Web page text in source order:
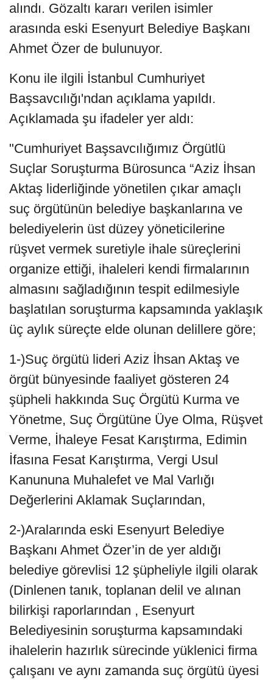
alındı. Gözaltı kararı verilen isimler
arasında eski Esenyurt Belediye Başkanı
Ahmet Özer de bulunuyor.
Konu ile ilgili İstanbul Cumhuriyet
Başsavcılığı'ndan açıklama yapıldı.
Açıklamada şu ifadeler yer aldı:
"Cumhuriyet Başsavcılığımız Örgütlü
Suçlar Soruşturma Bürosunca “Aziz İhsan
Aktaş liderliğinde yönetilen çıkar amaçlı
suç örgütünün belediye başkanlarına ve
belediyelerin üst düzey yöneticilerine
rüşvet vermek suretiyle ihale süreçlerini
organize ettiği, ihaleleri kendi firmalarının
almasını sağladığının tespit edilmesiyle
başlatılan soruşturma kapsamında yaklaşık
üç aylık süreçte elde olunan delillere göre;
1-)Suç örgütü lideri Aziz İhsan Aktaş ve
örgüt bünyesinde faaliyet gösteren 24
şüpheli hakkında Suç Örgütü Kurma ve
Yönetme, Suç Örgütüne Üye Olma, Rüşvet
Verme, İhaleye Fesat Karıştırma, Edimin
İfasına Fesat Karıştırma, Vergi Usul
Kanununa Muhalefet ve Mal Varlığı
Değerlerini Aklamak Suçlarından,
2-)Aralarında eski Esenyurt Belediye
Başkanı Ahmet Özer’in de yer aldığı
belediye görevlisi 12 şüpheliyle ilgili olarak
(Dinlenen tanık, toplanan delil ve alınan
bilirkişi raporlarından , Esenyurt
Belediyesinin soruşturma kapsamındaki
ihalelerin hazırlık sürecinde yüklenici firma
çalışanı ve aynı zamanda suç örgütü üyesi